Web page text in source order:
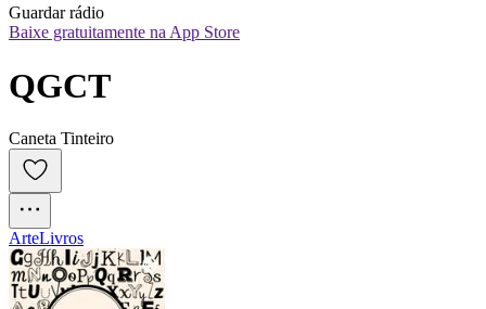
Guardar rádio
Baixe gratuitamente na App Store
QGCT
Caneta Tinteiro
ArteLivros